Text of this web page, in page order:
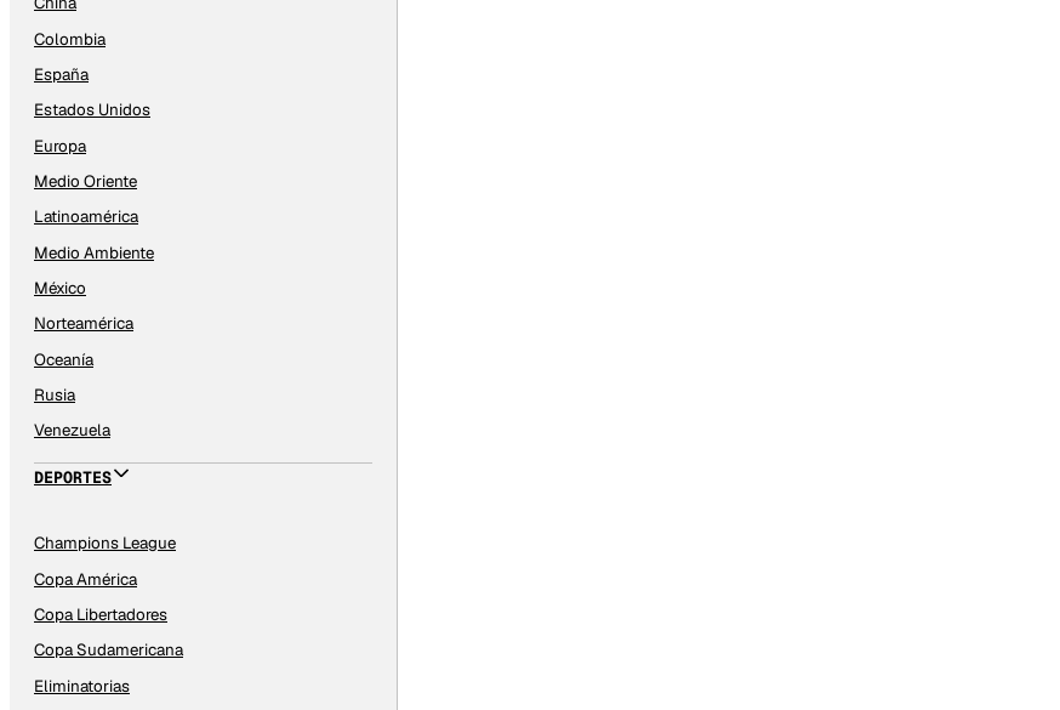
Colombia
España
Estados Unidos
Europa
Medio Oriente
Latinoamérica
Medio Ambiente
México
Norteamérica
Oceanía
Rusia
Venezuela
DEPORTES
Champions League
Copa América
Copa Libertadores
Copa Sudamericana
Eliminatorias